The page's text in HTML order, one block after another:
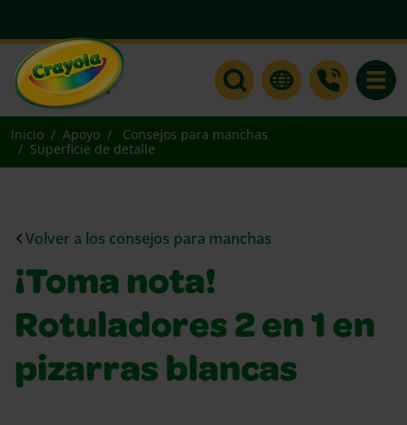
Inicio Apoyo
Consejos para manchas
Superficie de detalle
Volver a los consejos para manchas
¡Toma nota!
Rotuladores 2 en 1 en
pizarras blancas